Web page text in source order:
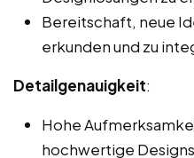
Bereitschaft, neue
erkunden und zu
Detailgenauigkeit:
Hohe
hochwertige